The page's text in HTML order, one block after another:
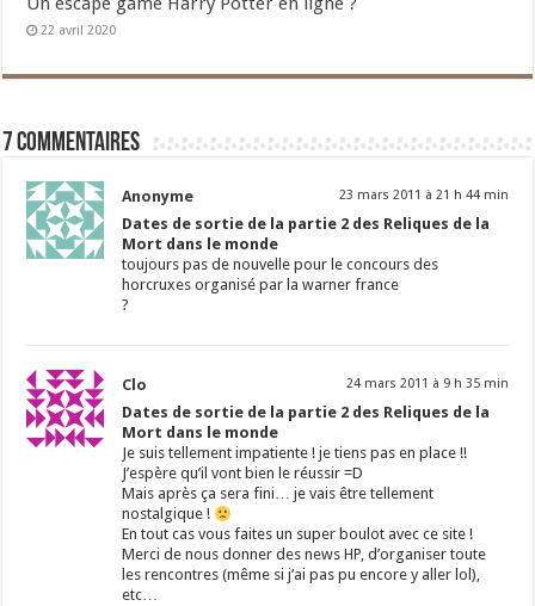
22 avril 2020
7 commentaires
Anonyme 23 mars 2011 à 21 h 44 min
Dates de sortie de la partie 2 des Reliques de la
Mort dans le monde
toujours pas de nouvelle pour le concours des
horcruxes organisé par la warner france
?
Clo 24 mars 2011 à 9 h 35 min
Dates de sortie de la partie 2 des Reliques de la
Mort dans le monde
Je suis tellement impatiente ! je tiens pas en place !!
J’espère qu’il vont bien le réussir =D
Mais après ça sera fini… je vais être tellement
nostalgique !
En tout cas vous faites un super boulot avec ce site !
Merci de nous donner des news HP, d’organiser toute
les rencontres (même si j’ai pas pu encore y aller lol),
etc…